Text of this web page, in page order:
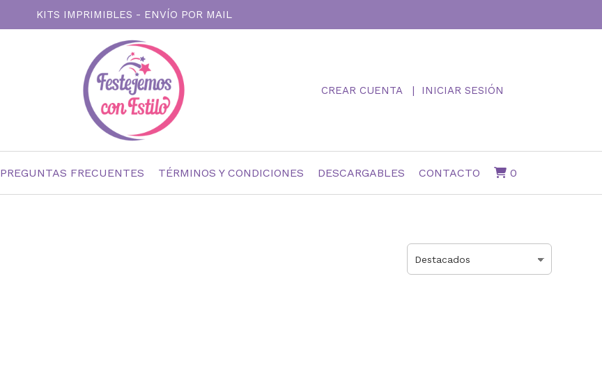
KITS IMPRIMIBLES - ENVÍO POR MAIL
CREAR CUENTA INICIAR SESIÓN
PREGUNTAS FRECUENTES TÉRMINOS Y CONDICIONES DESCARGABLES CONTACTO 0